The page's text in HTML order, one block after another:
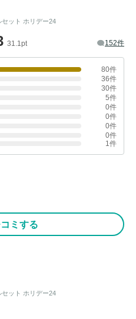
ット ホリデー24
31.1pt 152件
80件
36件
30件
5件
0件
0件
0件
0件
1件
ミする
ット ホリデー24